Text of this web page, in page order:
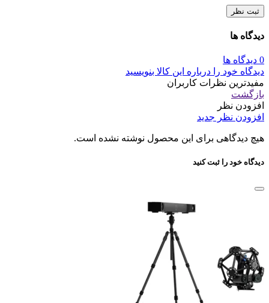
ثبت نظر
دیدگاه ها
0 دیدگاه ها
دیدگاه خود را درباره این کالا بنویسید
مفیدترین نظرات کاربران
بازگشت
افزودن نظر
افزودن نظر جدید
هیچ دیدگاهی برای این محصول نوشته نشده است.
دیدگاه خود را ثبت کنید